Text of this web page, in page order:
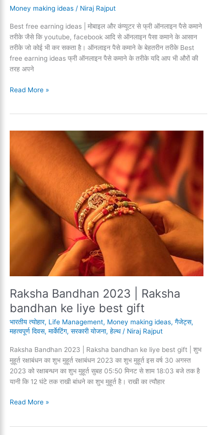
Money making ideas / Niraj Rajput
Best free earning ideas | मोबाइल और कंप्यूटर से फ्री ऑनलाइन पैसे कमाने
तरीके जैसे कि youtube, facebook आदि से ऑनलाइन पैसा कमाने के आसान
तरीके जो कोई भी कर सकता है। ऑनलाइन पैसे कमाने के बेहतरीन तरीके Best
free earning ideas फ्री ऑनलाइन पैसे कमाने के तरीके यदि आप भी औरों की
तरह अपने
Best
|
ऑनलाइन
पैसे
कमाने
के
तरीके
Read More »
Raksha Bandhan 2023 | Raksha
bandhan ke liye best gift
भारतीय त्योहार, Life Management, Money making ideas, गैजेट्स,
महत्वपूर्ण दिवस, मार्केटिंग, सरकारी योजना, हेल्थ/ Niraj Rajput
Raksha Bandhan 2023 | Raksha bandhan ke liye best gift | शुभ
मुहूर्त रक्षाबंधन का शुभ मुहूर्त रक्षाबंधन 2023 का शुभ मुहूर्त इस वर्ष 30 अगस्त
2023 को रक्षाबन्धन का शुभ मुहूर्त सुबह 05:50 मिनट से शाम 18:03 बजे तक है
यानी कि 12 घंटे तक राखी बांधने का शुभ मुहूर्त है। राखी का त्यौहार
Raksha
Read More »